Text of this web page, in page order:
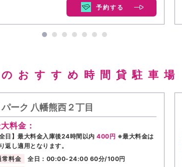
予約する
おすすめ時間貸駐車場
パーク 八幡熊西２丁目
料金：
全日】最大料金入庫後24時間以内 400円 ※最大料金は
返し適用となります。
常料金
全日：00:00-24:00 60分/100円